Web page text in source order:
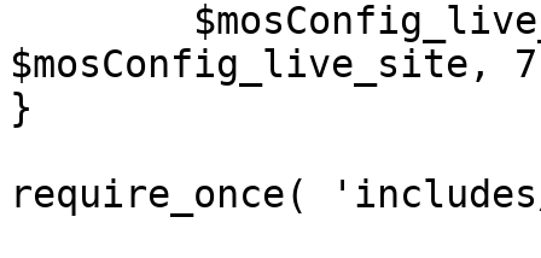
$mosConfig_live_site,
}
require_once(